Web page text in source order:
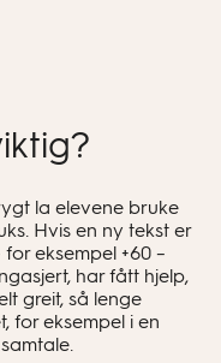
la elevene bruke
Hvis en ny tekst er
eksempel +60 –
har fått hjelp,
greit, så lenge
for eksempel i en